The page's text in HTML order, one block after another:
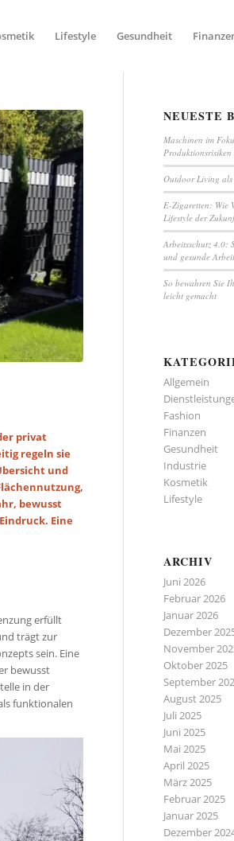
Lifestyle Gesundheit
privat
regeln sie
und
bewusst
Eine
erfüllt
trägt zur
sein. Eine
bewusst
in der
funktionalen
NEUESTE
Maschinen im
Outdoor Living als
E-Zigaretten: Wie
Lifestyle der
Arbeitsschutz 4.0:
und gesunde
So bewahren Sie
leicht gemacht
Allgemein
Fashion
Finanzen
Gesundheit
Industrie
Kosmetik
Lifestyle
ARCHIV
Juni 2026
Februar 2026
Januar 2026
Dezember
November
Oktober 2025
September
August 2025
Juli 2025
Juni 2025
Mai 2025
April 2025
März 2025
Februar 2025
Januar 2025
Dezember